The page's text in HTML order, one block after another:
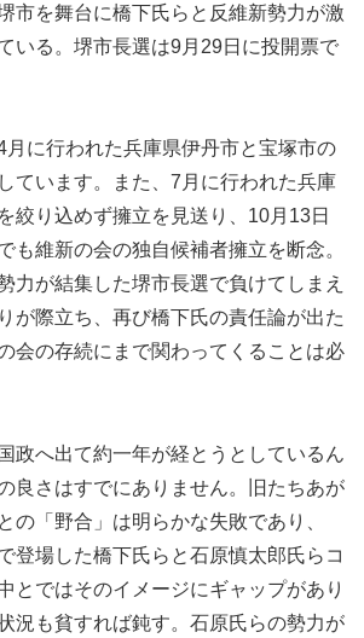
市を舞台に橋下氏らと反維新勢力が激
いる。堺市長選は9月29日に投開票で
月に行われた兵庫県伊丹市と宝塚市の
ています。また、7月に行われた兵庫
絞り込めず擁立を見送り、10月13日
も維新の会の独自候補者擁立を断念。
力が結集した堺市長選で負けてしまえ
が際立ち、再び橋下氏の責任論が出た
会の存続にまで関わってくることは必
政へ出て約一年が経とうとしているん
良さはすでにありません。旧たちあが
の「野合」は明らかな失敗であり、
登場した橋下氏らと石原慎太郎氏らコ
とではそのイメージにギャップがあり
況も貧すれば鈍す。石原氏らの勢力が